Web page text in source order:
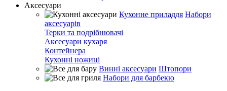
Аксесуари
Кухонне приладдя Набори
аксесуарів
Терки та подрібнювачі
Аксесуари кухаря
Контейнера
Кухонні ножиці
Винні аксесуари Штопори
Набори для барбекю